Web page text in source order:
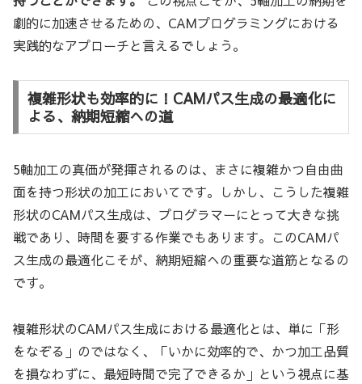
劇的に加速させるための、CAMプログラミングにおける
実践的なアプローチと言えるでしょう。
複雑形状も効率的に！CAMパス生成の最適化に
よる、納期短縮への道
5軸加工の真価が発揮されるのは、まさに複雑かつ自由曲
面を持つ形状の加工においてです。しかし、こうした複雑
形状のCAMパス生成は、プログラマーにとって大きな挑
戦であり、時間を要する作業でもあります。このCAMパ
ス生成の最適化こそが、納期短縮への重要な道筋となるの
です。
複雑形状のCAMパス生成における最適化とは、単に「形
をなぞる」のではなく、「いかに効率的で、かつ加工品質
を損なわずに、最短時間で完了できるか」という視点に基